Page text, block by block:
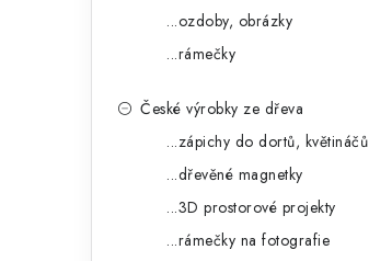
...ozdoby, obrázky
...rámečky
České výrobky ze dřeva
...zápichy do dortů, květináčů
...dřevěné magnetky
...3D prostorové projekty
...rámečky na fotografie